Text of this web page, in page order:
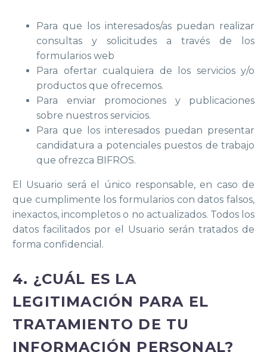
Para que los interesados/as puedan realizar
consultas y solicitudes a través de los
formularios web
Para ofertar cualquiera de los servicios y/o
productos que ofrecemos.
Para enviar promociones y publicaciones
sobre nuestros servicios.
Para que los interesados puedan presentar
candidatura a potenciales puestos de trabajo
que ofrezca BIFROS.
El Usuario será el único responsable, en caso de
que cumplimente los formularios con datos falsos,
inexactos, incompletos o no actualizados. Todos los
datos facilitados por el Usuario serán tratados de
forma confidencial.
4. ¿CUÁL ES LA
LEGITIMACIÓN PARA EL
TRATAMIENTO DE TU
INFORMACIÓN PERSONAL?